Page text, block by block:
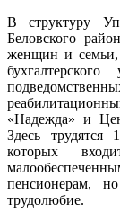
В структуру
Беловского
женщин и семьи,
«Надежда» и
Здесь трудятся
которых
пенсионерам,
трудолюбие.